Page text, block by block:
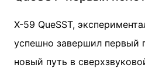
X-59 QueSST,
успешно завершил первый
новый путь в